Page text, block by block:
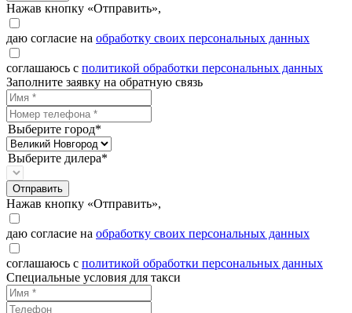
Нажав кнопку «Отправить»,
даю согласие на обработку своих персональных данных
соглашаюсь с политикой обработки персональных данных
Заполните заявку на обратную связь
Выберите город*
Выберите дилера*
Отправить
Нажав кнопку «Отправить»,
даю согласие на обработку своих персональных данных
соглашаюсь с политикой обработки персональных данных
Специальные условия для такси